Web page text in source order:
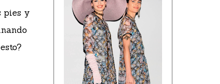
pies y